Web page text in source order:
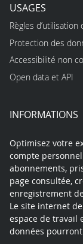
USAGES
Règles d’utilisation
Protection des
Accessibilité non
Open data et API
INFORMATIONS
Optimisez votre
compte
abonnements,
page consultée,
enregistrement
Le site internet
espace de travail
données